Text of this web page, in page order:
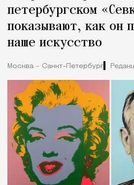
петербургском
показывают, как он
наше искусство
Москва - Санкт-Петербург